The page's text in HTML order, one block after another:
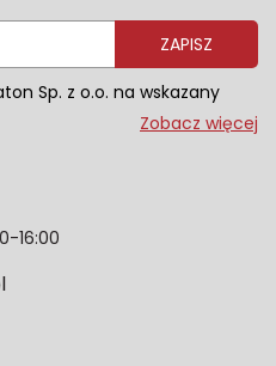
ZAPISZ
Sp. z o.o. na wskazany
informacje marketingowe
znajdziesz w naszej
zgody nie wpłynie na
dokonanego przed
Zobacz więcej
16:00